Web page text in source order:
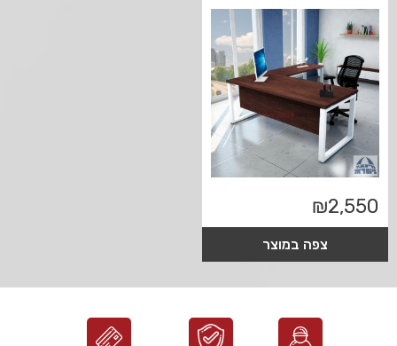
₪2,550
צפה במוצר